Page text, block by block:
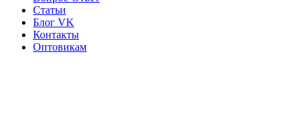
Статьи
Блог VK
Контакты
Оптовикам